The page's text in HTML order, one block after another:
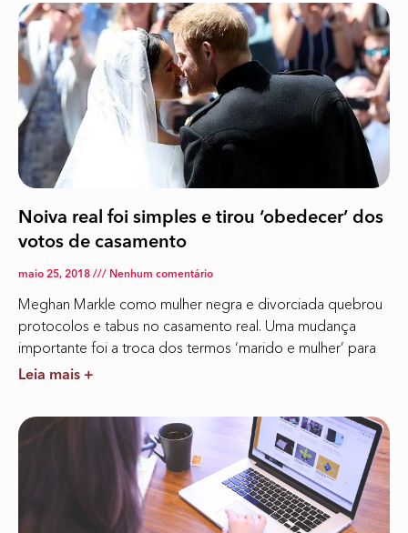
Noiva real foi simples e tirou ‘obedecer’ dos
votos de casamento
maio 25, 2018 Nenhum comentário
Meghan Markle como mulher negra e divorciada quebrou
protocolos e tabus no casamento real. Uma mudança
importante foi a troca dos termos ‘marido e mulher’ para
Leia mais +